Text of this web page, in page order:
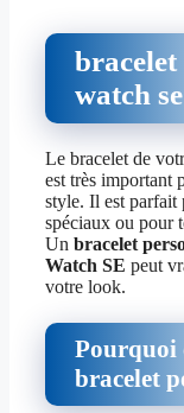
bracelet
watch se
Le bracelet de
est très important
style. Il est parfait
spéciaux ou pour
Un bracelet
Watch SE peut
votre look.
Pourquoi
bracelet